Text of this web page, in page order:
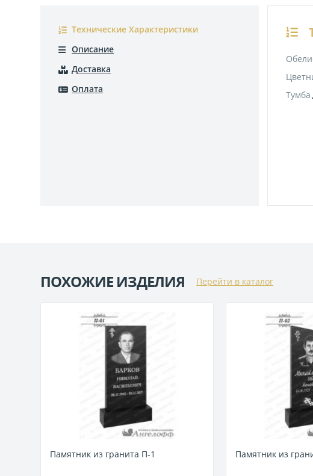
Технические Характеристики
Тумба
Описание
Доставка
Оплата
ПОХОЖИЕ ИЗДЕЛИЯ Перейти в каталог
Памятник из гранита П-1 Памятник из